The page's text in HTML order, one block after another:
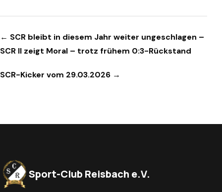
Beitragsnavigation
← SCR bleibt in diesem Jahr weiter ungeschlagen –
SCR II zeigt Moral – trotz frühem 0:3-Rückstand
SCR-Kicker vom 29.03.2026 →
Sport-Club Reisbach e.V.